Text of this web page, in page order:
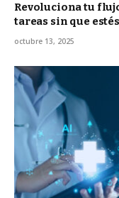
Revoluciona tu
tareas sin que
octubre 13, 2025